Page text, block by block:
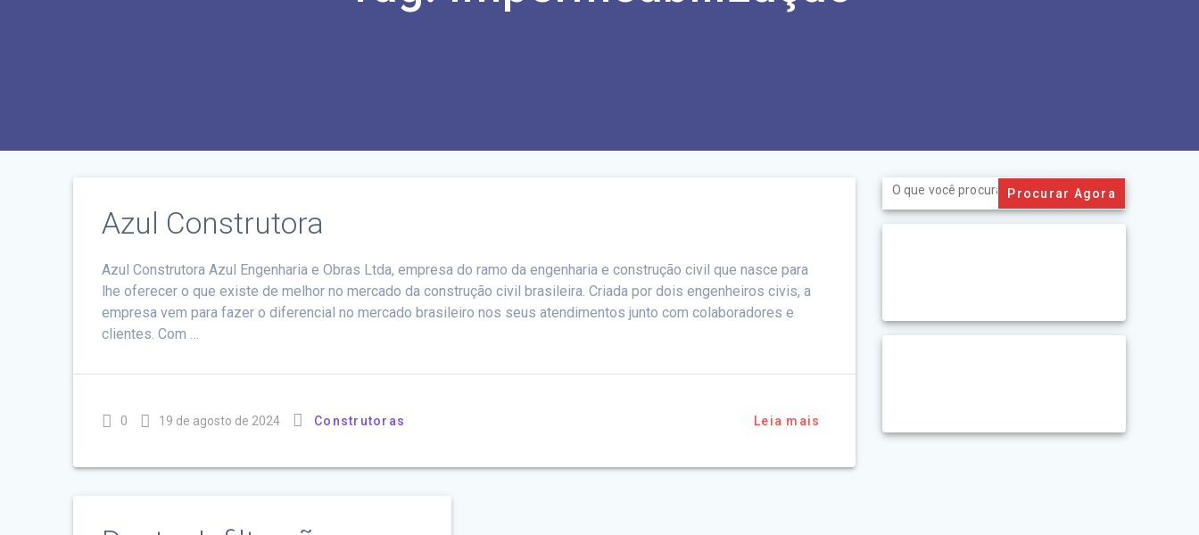
Azul Construtora
Azul Construtora Azul Engenharia e Obras Ltda, empresa do ramo da engenharia e construção civil que nasce para
lhe oferecer o que existe de melhor no mercado da construção civil brasileira. Criada por dois engenheiros civis, a
empresa vem para fazer o diferencial no mercado brasileiro nos seus atendimentos junto com colaboradores e
clientes. Com …
0 19 de agosto de 2024 Construtoras Leia mais
Search
for: